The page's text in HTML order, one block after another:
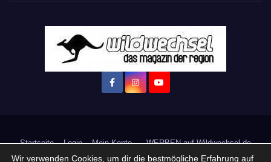
Startseite Login Mein Konto · WERBEN auf Wildwechsel.de
Wir verwenden Cookies, um dir die bestmögliche Erfahrung auf